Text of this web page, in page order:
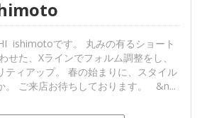
ishimotoです。 丸みの有るショート
せた、Xラインでフォルム調整をし、
ティアップ。 春の始まりに、スタイル
。 ご来店お待ちしております。 &n...